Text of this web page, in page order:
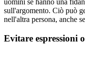
uomini se hanno una
sull'argomento. Ciò può
nell'altra persona, anche
Evitare espressioni